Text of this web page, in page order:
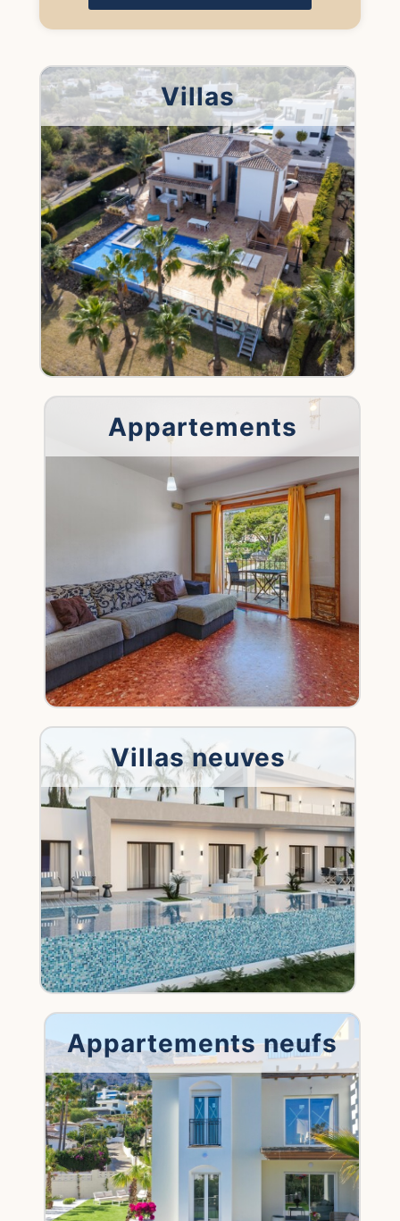
Villas
Appartements
Villas neuves
Appartements neufs